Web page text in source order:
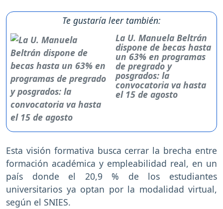
Te gustaría leer también:
La U. Manuela Beltrán
dispone de becas hasta
un 63% en programas
de pregrado y
posgrados: la
convocatoria va hasta
el 15 de agosto
Esta visión formativa busca cerrar la brecha entre
formación académica y empleabilidad real, en un
país donde el 20,9 % de los estudiantes
universitarios ya optan por la modalidad virtual,
según el SNIES.